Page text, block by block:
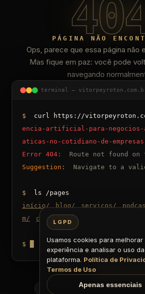
PÁGINA NÃO
Ops, parece que essa página não
Mas fique em paz: você pode
navegando
terminal —
$ curl https://
encia-artificial-para-negocios-
aticas-no-cotidiano-de-
Error 404:
Route not found
Suggestion:
Navigate to a
$
ls /pages
início/ blog/ serviços/
m/ contato /
$
Voltar
Início Blog Serviços
LGPD
Usamos cookies para melhorar
experiência e analisar o uso da
plataforma. Política de
Termos de Uso
Apenas essenciais